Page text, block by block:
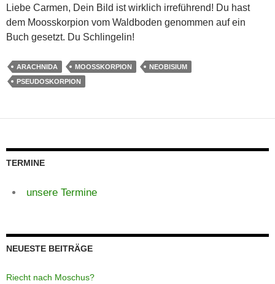
Liebe Carmen, Dein Bild ist wirklich irreführend! Du hast
dem Moosskorpion vom Waldboden genommen auf ein
Buch gesetzt. Du Schlingelin!
ARACHNIDA MOOSSKORPION
NEOBISIUM
PSEUDOSKORPION
TERMINE
unsere Termine
NEUESTE BEITRÄGE
Riecht nach Moschus?